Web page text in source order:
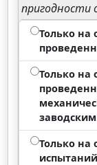
пригодности
Только на
Только на
Только на